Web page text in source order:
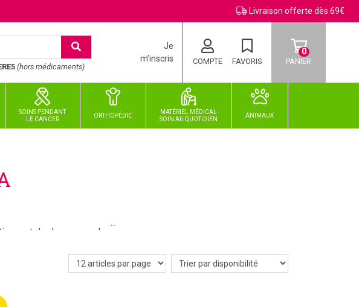
Livraison offerte dès 69€
(hors médicaments)
Je
m’inscris
COMPTE FAVORIS PANIER
0
SOINS PENDANT
LE CANCER
ORTHOPÉDIE
MATÉRIEL MÉDICAL
SOINAUQUOTIDIEN
ANIMAUX
de doux proverbe.